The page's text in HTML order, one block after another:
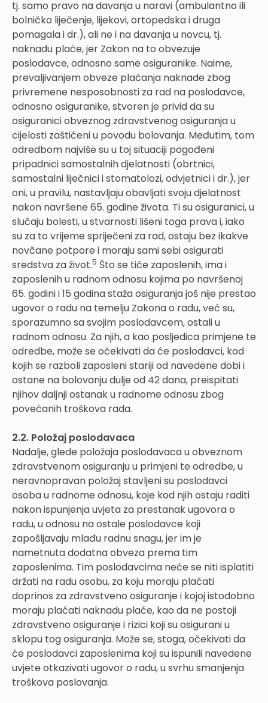
tj. samo pravo na davanja u naravi (ambulantno ili
bolničko liječenje, lijekovi, ortopedska i druga
pomagala i dr.), ali ne i na davanja u novcu, tj.
naknadu plaće, jer Zakon na to obvezuje
poslodavce, odnosno same osiguranike. Naime,
prevaljivanjem obveze plaćanja naknade zbog
privremene nesposobnosti za rad na poslodavce,
odnosno osiguranike, stvoren je privid da su
osiguranici obveznog zdravstvenog osiguranja u
cijelosti zaštićeni u povodu bolovanja. Međutim, tom
odredbom najviše su u toj situaciji pogođeni
pripadnici samostalnih djelatnosti (obrtnici,
samostalni liječnici i stomatolozi, odvjetnici i dr.), jer
oni, u pravilu, nastavljaju obavljati svoju djelatnost
nakon navršene 65. godine života. Ti su osiguranici, u
slučaju bolesti, u stvarnosti lišeni toga prava i, iako
su za to vrijeme spriječeni za rad, ostaju bez ikakve
novčane potpore i moraju sami sebi osigurati
sredstva za život.5 Što se tiče zaposlenih, ima i
zaposlenih u radnom odnosu kojima po navršenoj
65. godini i 15 godina staža osiguranja još nije prestao
ugovor o radu na temelju Zakona o radu, već su,
sporazumno sa svojim poslodavcem, ostali u
radnom odnosu. Za njih, a kao posljedica primjene te
odredbe, može se očekivati da će poslodavci, kod
kojih se razboli zaposleni stariji od navedene dobi i
ostane na bolovanju dulje od 42 dana, preispitati
njihov daljnji ostanak u radnome odnosu zbog
povećanih troškova rada.
2.2. Položaj poslodavaca
Nadalje, glede položaja poslodavaca u obveznom
zdravstvenom osiguranju u primjeni te odredbe, u
neravnopravan položaj stavljeni su poslodavci
osoba u radnome odnosu, koje kod njih ostaju raditi
nakon ispunjenja uvjeta za prestanak ugovora o
radu, u odnosu na ostale poslodavce koji
zapošljavaju mlađu radnu snagu, jer im je
nametnuta dodatna obveza prema tim
zaposlenima. Tim poslodavcima neće se niti isplatiti
držati na radu osobu, za koju moraju plaćati
doprinos za zdravstveno osiguranje i kojoj istodobno
moraju plaćati naknadu plaće, kao da ne postoji
zdravstveno osiguranje i rizici koji su osigurani u
sklopu tog osiguranja. Može se, stoga, očekivati da
će poslodavci zaposlenima koji su ispunili navedene
uvjete otkazivati ugovor o radu, u svrhu smanjenja
troškova poslovanja.